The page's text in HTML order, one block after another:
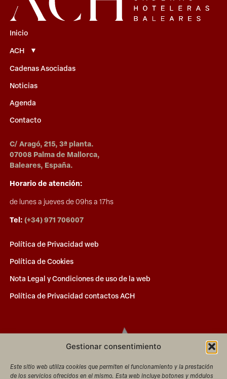
Gestionar consentimiento
Este sitio web utiliza cookies que permiten el funcionamiento y la prestación
de los servicios ofrecidos en el mismo. Esta web incluye botones y módulos
Inicio
ACH
Cadenas Asociadas
Noticias
Agenda
Contacto
C/ Aragó, 215, 3ª planta.
07008 Palma de Mallorca,
Baleares, España.
Horario de atención:
de lunes a jueves de 09hs a 17hs
Tel:(+34) 971 706007
Política de Privacidad web
Política de Cookies
Nota Legal y Condiciones de uso de la web
Política de Privacidad contactos ACH